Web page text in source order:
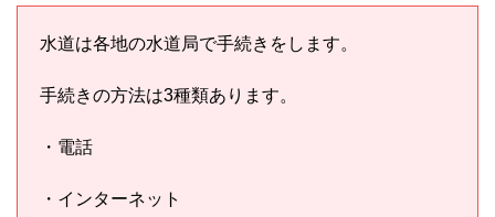
水道は各地の水道局で手続きをします。
手続きの方法は3種類あります。
・電話
・インターネット